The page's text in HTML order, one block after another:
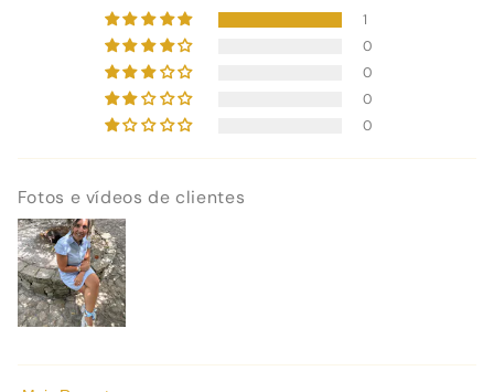
1
0
0
0
0
Fotos e vídeos de clientes